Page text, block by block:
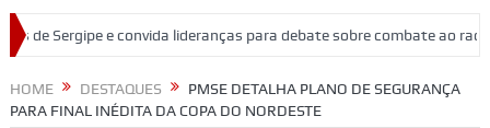
lideranças para debate sobre combate ao racismo religioso
HOME DESTAQUES
PMSE DETALHA PLANO DE SEGURANÇA
PARA FINAL INÉDITA DA COPA DO NORDESTE